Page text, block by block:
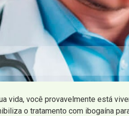
vida, você provavelmente está
o tratamento com ibogaína